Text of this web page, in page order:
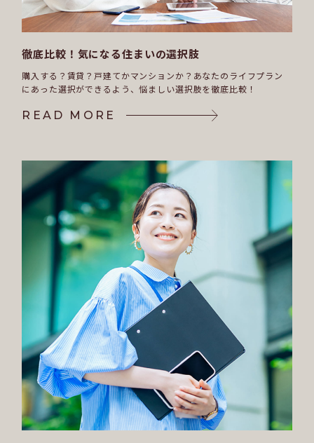
徹底比較！気になる住まいの選択肢
購入する？賃貸？戸建てかマンションか？ あなたのライフプラン
にあった選択ができるよう、悩ましい選択肢を徹底比較！
READ MORE